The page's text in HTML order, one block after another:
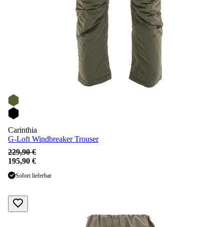
Carinthia
G-Loft Windbreaker Trouser
229,90 €
195,90 €
Sofort lieferbar